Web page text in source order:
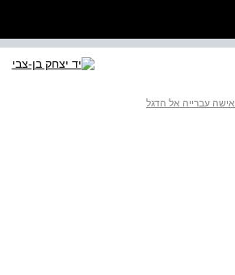
אישה עברייה אל הדגל